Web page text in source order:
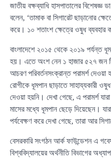
জাতীয় বক্ষব্যাধি হাসপাতালের
বলেন, ‘তামাক বা সিগারেট ছাড়ানোর
করে। ১০ শতাংশ ক্ষেত্রে ওষুধ ব্যবহার
বাংলাদেশে ২০১৫ থেকে ২০১৯ পর্যন্ত
হয়। এতে অংশ নেন ১ হাজার ৫২৭ জন
আচরণ পরিবর্তনসংক্রান্ত পরামর্শ
রোগীকে ধূমপান ছাড়াতে সাহায্যকারী
দেওয়া হয়নি। দেখা গেছে, এ পরামর্শ
মাসের মধ্যে ধূমপান ছেড়ে দিয়েছেন।
পর্যবেক্ষণ করে দেখা গেছে, তারা আর
বেসরকারি সংগঠন আর্ক ফাউন্ডেশন এ
বিশ্ববিদ্যালয়ের অর্থনীতি বিভাগের